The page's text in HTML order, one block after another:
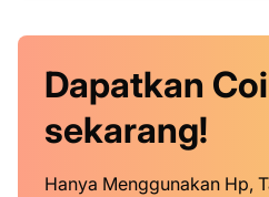
Dapatkan
sekarang!
Hanya Menggunakan Hp,